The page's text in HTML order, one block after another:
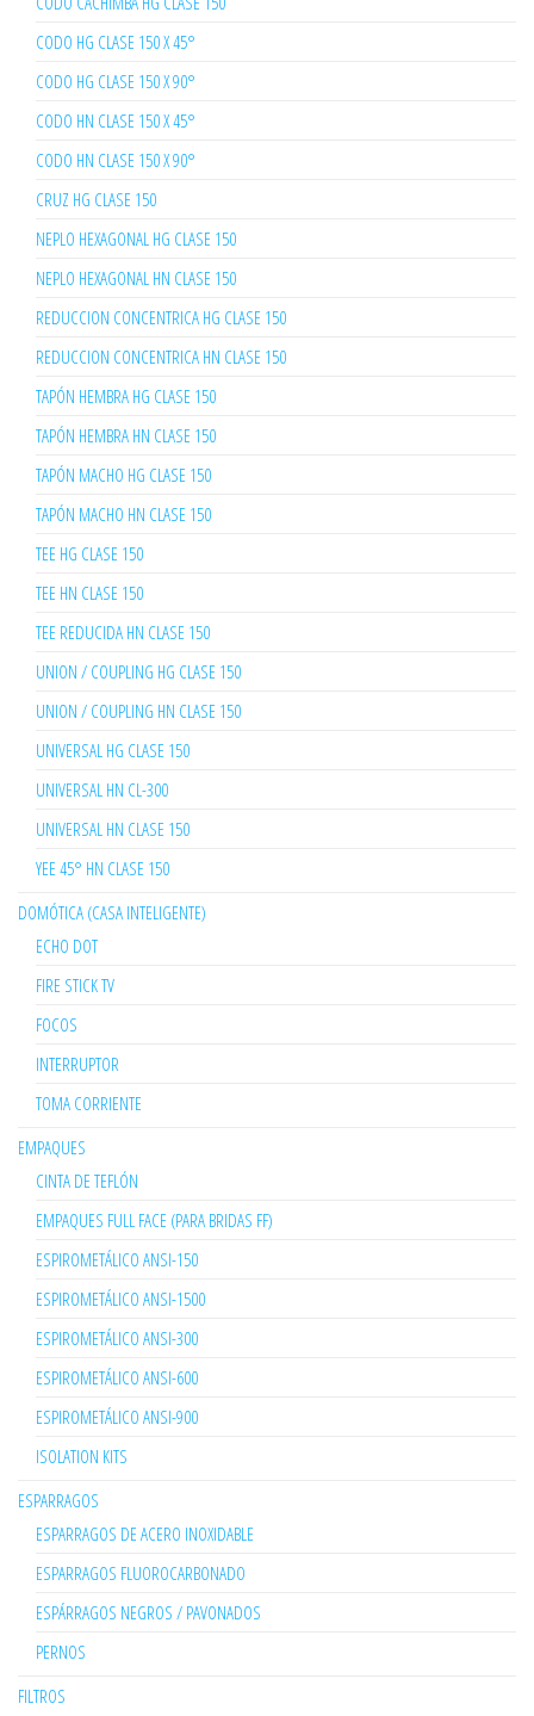
CODO HG CLASE 150 X 45°
CODO HG CLASE 150 X 90°
CODO HN CLASE 150 X 45°
CODO HN CLASE 150 X 90°
CRUZ HG CLASE 150
NEPLO HEXAGONAL HG CLASE 150
NEPLO HEXAGONAL HN CLASE 150
REDUCCION CONCENTRICA HG CLASE 150
REDUCCION CONCENTRICA HN CLASE 150
TAPÓN HEMBRA HG CLASE 150
TAPÓN HEMBRA HN CLASE 150
TAPÓN MACHO HG CLASE 150
TAPÓN MACHO HN CLASE 150
TEE HG CLASE 150
TEE HN CLASE 150
TEE REDUCIDA HN CLASE 150
UNION / COUPLING HG CLASE 150
UNION / COUPLING HN CLASE 150
UNIVERSAL HG CLASE 150
UNIVERSAL HN CL-300
UNIVERSAL HN CLASE 150
YEE 45° HN CLASE 150
DOMÓTICA (CASA INTELIGENTE)
ECHO DOT
FIRE STICK TV
FOCOS
INTERRUPTOR
TOMA CORRIENTE
EMPAQUES
CINTA DE TEFLÓN
EMPAQUES FULL FACE (PARA BRIDAS FF)
ESPIROMETÁLICO ANSI-150
ESPIROMETÁLICO ANSI-1500
ESPIROMETÁLICO ANSI-300
ESPIROMETÁLICO ANSI-600
ESPIROMETÁLICO ANSI-900
ISOLATION KITS
ESPARRAGOS
ESPARRAGOS DE ACERO INOXIDABLE
ESPARRAGOS FLUOROCARBONADO
ESPÁRRAGOS NEGROS / PAVONADOS
PERNOS
FILTROS